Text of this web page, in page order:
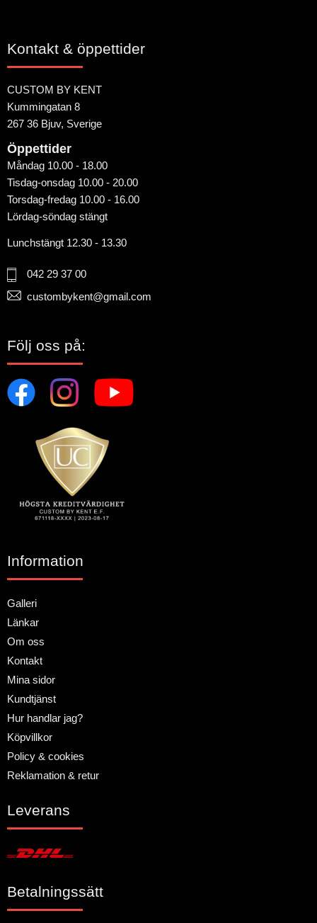
Kontakt & öppettider
CUSTOM BY KENT
Kummingatan 8
267 36 Bjuv, Sverige
Öppettider
Måndag 10.00 - 18.00
Tisdag-onsdag 10.00 - 20.00
Torsdag-fredag 10.00 - 16.00
Lördag-söndag stängt
Lunchstängt 12.30 - 13.30
042 29 37 00
custombykent@gmail.com
Följ oss på:
Information
Galleri
Länkar
Om oss
Kontakt
Mina sidor
Kundtjänst
Hur handlar jag?
Köpvillkor
Policy & cookies
Reklamation & retur
Leverans
Betalningssätt